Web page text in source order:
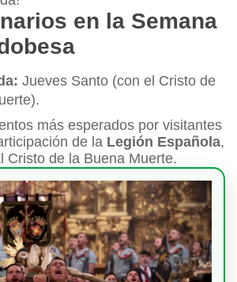
en la Semana
Jueves Santo (con el Cristo de
más esperados por visitantes
de la Legión Española,
Cristo de la Buena Muerte.